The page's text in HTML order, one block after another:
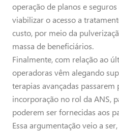
operação de planos e
viabilizar o acesso a
custo, por meio da
massa de beneficiários.
Finalmente, com relação ao
operadoras vêm alegando
terapias avançadas
incorporação no rol da ANS,
poderem ser fornecidas aos
Essa argumentação veio a